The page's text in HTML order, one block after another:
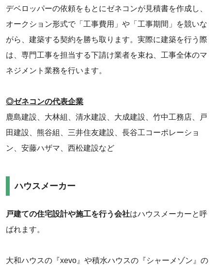
デベロッパーの依頼をもとにゼネコンが見積書を作成し、
オークション形式で「工事費用」や「工事期間」を競いな
がら、建築する契約を勝ち取ります。実際に建築を行う際
は、専門工事を担当する下請け業者を束ね、工事全体のマ
ネジメント業務を行います。
◎ゼネコンの代表企業
鹿島建設、大林組、清水建設、大成建設、竹中工務店、戸
田建設、熊谷組、三井住友建設、長谷工コーポレーショ
ン、安藤ハザマ、西松建設など
ハウスメーカー
戸建ての住宅設計や施工を行う会社はハウスメーカーと呼
ばれます。
‌大和ハウスの『xevo』や積水ハウスの『シャーメゾン』の